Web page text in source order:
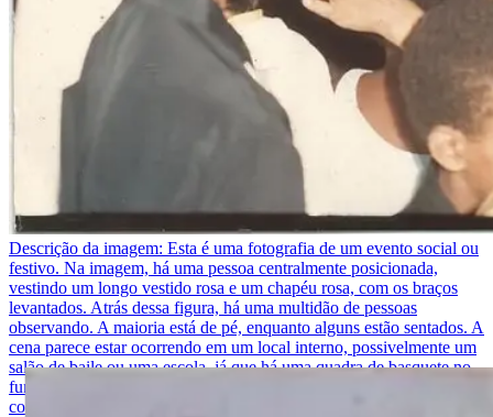
Descrição da imagem: Esta é uma fotografia de um evento social ou
festivo. Na imagem, há uma pessoa centralmente posicionada,
vestindo um longo vestido rosa e um chapéu rosa, com os braços
levantados. Atrás dessa figura, há uma multidão de pessoas
observando. A maioria está de pé, enquanto alguns estão sentados. A
cena parece estar ocorrendo em um local interno, possivelmente um
salão de baile ou uma escola, já que há uma quadra de basquete no
fundo. As cores predominantes são o rosa do vestido e chapéu,
contrastando com as roupas mais variadas dos espectadores.